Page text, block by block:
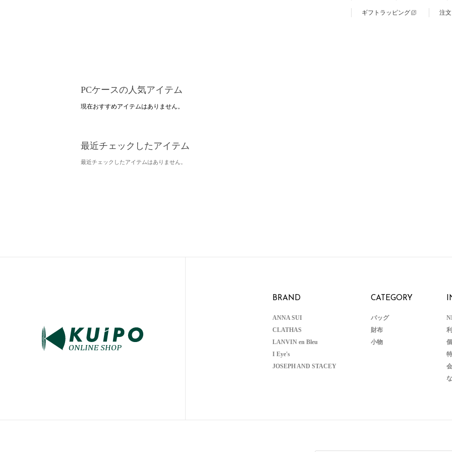
ギフトラッピング 注
PCケースの人気アイテム
現在おすすめアイテムはありません。
最近チェックしたアイテム
最近チェックしたアイテムはありません。
BRAND
ANNA SUI
CLATHAS
LANVIN en Bleu
I Eye's
JOSEPH AND STACEY
CATEGORY
バッグ
財布
小物